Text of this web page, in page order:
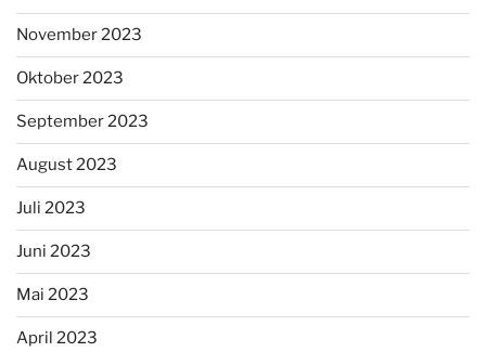
November 2023
Oktober 2023
September 2023
August 2023
Juli 2023
Juni 2023
Mai 2023
April 2023